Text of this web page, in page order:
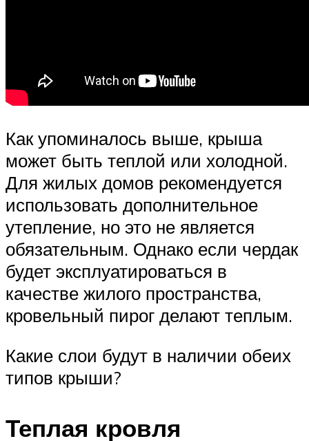
Как упоминалось выше, крыша
может быть теплой или холодной.
Для жилых домов рекомендуется
использовать дополнительное
утепление, но это не является
обязательным. Однако если чердак
будет эксплуатироваться в
качестве жилого пространства,
кровельный пирог делают теплым.
Какие слои будут в наличии обеих
типов крыши?
Теплая кровля